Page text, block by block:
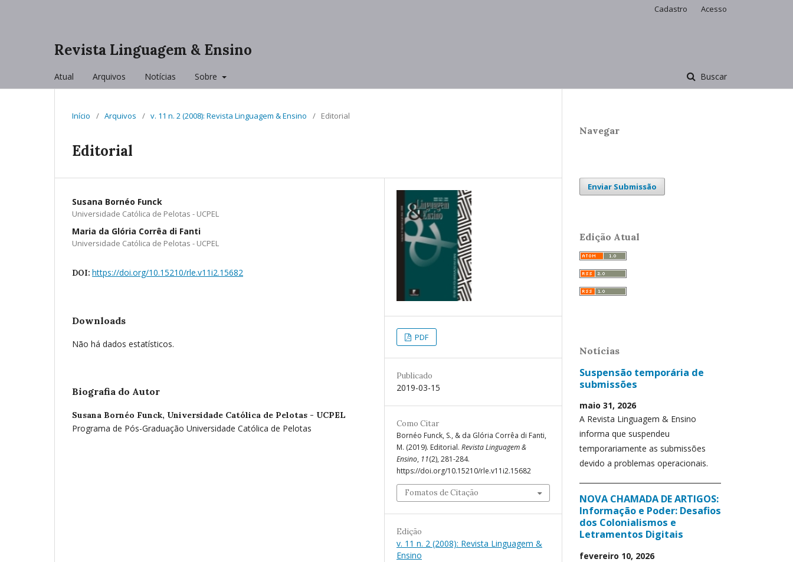
Revista Linguagem & Ensino
Atual Arquivos Notícias Sobre Buscar
Cadastro Acesso
Início / Arquivos / v. 11 n. 2 (2008): Revista Linguagem & Ensino / Editorial
Editorial
Susana Bornéo Funck
Universidade Católica de Pelotas - UCPEL
Maria da Glória Corrêa di Fanti
Universidade Católica de Pelotas - UCPEL
DOI: https://doi.org/10.15210/rle.v11i2.15682
Downloads
Não há dados estatísticos.
Biografia do Autor
Susana Bornéo Funck, Universidade Católica de Pelotas - UCPEL
Programa de Pós-Graduação Universidade Católica de Pelotas
PDF
Publicado
2019-03-15
Como Citar
Bornéo Funck, S., & da Glória Corrêa di Fanti,
M. (2019). Editorial. Revista Linguagem &
Ensino, 11(2), 281-284.
https://doi.org/10.15210/rle.v11i2.15682
Fomatos de Citação
Edição
v. 11 n. 2 (2008): Revista Linguagem &
Ensino
Navegar
Enviar Submissão
Edição Atual
Notícias
Suspensão temporária de
submissões
maio 31, 2026
A Revista Linguagem & Ensino
informa que suspendeu
temporariamente as submissões
devido a problemas operacionais.
NOVA CHAMADA DE ARTIGOS:
Informação e Poder: Desafios
dos Colonialismos e
Letramentos Digitais
fevereiro 10, 2026